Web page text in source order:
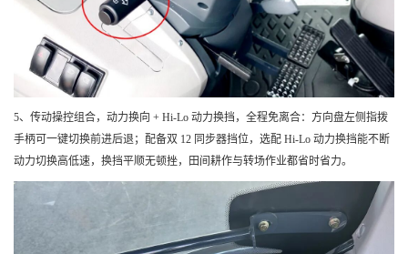
5、传动操控组合，动力换向 + Hi-Lo 动力换挡，全程免离合：方向盘左侧指拨
手柄可一键切换前进后退；配备双 12 同步器挡位，选配 Hi-Lo 动力换挡能不断
动力切换高低速，换挡平顺无顿挫，田间耕作与转场作业都省时省力。